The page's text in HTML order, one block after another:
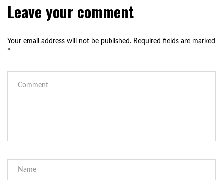
Leave your comment
Your email address will not be published. Required fields are marked
*